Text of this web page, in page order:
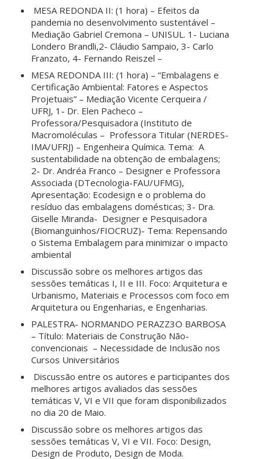
MESA REDONDA II: (1 hora) – Efeitos da
pandemia no desenvolvimento sustentável –
Mediação Gabriel Cremona – UNISUL. 1- Luciana
Londero Brandli,2- Cláudio Sampaio, 3- Carlo
Franzato, 4- Fernando Reiszel –
MESA REDONDA III: (1 hora) – “Embalagens e
Certificação Ambiental: Fatores e Aspectos
Projetuais” – Mediação Vicente Cerqueira /
UFRJ, 1- Dr. Elen Pacheco –
Professora/Pesquisadora (Instituto de
Macromoléculas – Professora Titular (NERDES-
IMA/UFRJ) – Engenheira Química. Tema: A
sustentabilidade na obtenção de embalagens;
2- Dr. Andréa Franco – Designer e Professora
Associada (DTecnologia-FAU/UFMG),
Apresentação: Ecodesign e o problema do
resíduo das embalagens domésticas; 3- Dra.
Giselle Miranda- Designer e Pesquisadora
(Biomanguinhos/FIOCRUZ)- Tema: Repensando
o Sistema Embalagem para minimizar o impacto
ambiental
Discussão sobre os melhores artigos das
sessões temáticas I, II e III. Foco: Arquitetura e
Urbanismo, Materiais e Processos com foco em
Arquitetura ou Engenharias, e Engenharias.
PALESTRA- NORMANDO PERAZZ3O BARBOSA
– Título: Materiais de Construção Não-
convencionais – Necessidade de Inclusão nos
Cursos Universitários
Discussão entre os autores e participantes dos
melhores artigos avaliados das sessões
temáticas V, VI e VII que foram disponibilizados
no dia 20 de Maio.
Discussão sobre os melhores artigos das
sessões temáticas V, VI e VII. Foco: Design,
Design de Produto, Design de Moda.